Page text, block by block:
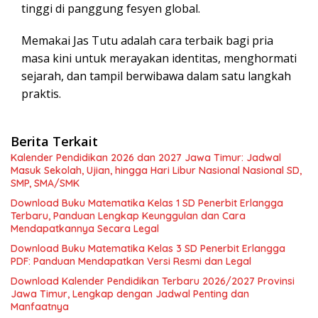
tinggi di panggung fesyen global.
Memakai Jas Tutu adalah cara terbaik bagi pria
masa kini untuk merayakan identitas, menghormati
sejarah, dan tampil berwibawa dalam satu langkah
praktis.
Berita Terkait
Kalender Pendidikan 2026 dan 2027 Jawa Timur: Jadwal
Masuk Sekolah, Ujian, hingga Hari Libur Nasional Nasional SD,
SMP, SMA/SMK
Download Buku Matematika Kelas 1 SD Penerbit Erlangga
Terbaru, Panduan Lengkap Keunggulan dan Cara
Mendapatkannya Secara Legal
Download Buku Matematika Kelas 3 SD Penerbit Erlangga
PDF: Panduan Mendapatkan Versi Resmi dan Legal
Download Kalender Pendidikan Terbaru 2026/2027 Provinsi
Jawa Timur, Lengkap dengan Jadwal Penting dan
Manfaatnya